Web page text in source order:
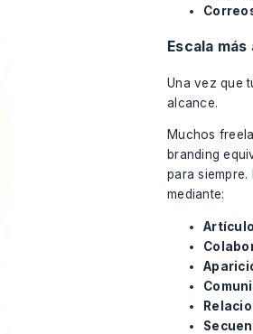
Escala
Una vez que
alcance.
Muchos
branding
para siempre.
mediante: